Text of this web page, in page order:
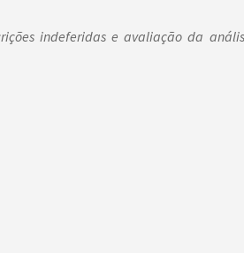
indeferidas e avaliação da